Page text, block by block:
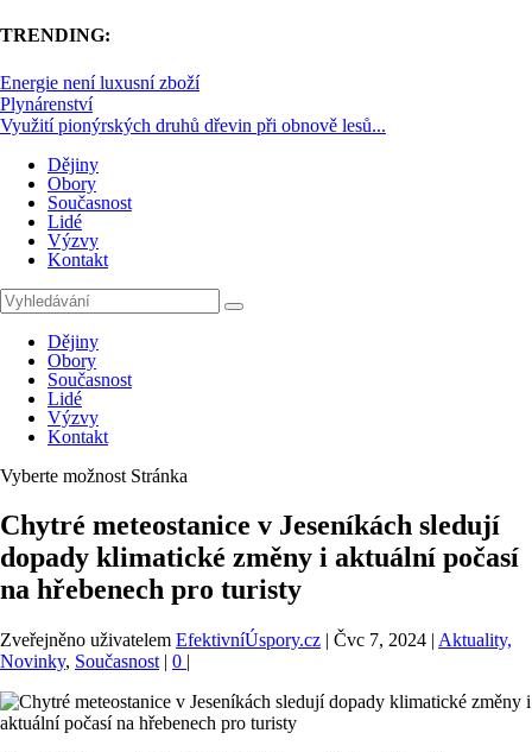
TRENDING:
Energie není luxusní zboží
Plynárenství
Využití pionýrských druhů dřevin při obnově lesů...
Dějiny
Obory
Současnost
Lidé
Výzvy
Kontakt
Dějiny
Obory
Současnost
Lidé
Výzvy
Kontakt
Vyberte možnost Stránka
Chytré meteostanice v Jeseníkách sledují
dopady klimatické změny i aktuální počasí
na hřebenech pro turisty
Zveřejněno uživatelem EfektivníÚspory.cz | Čvc 7, 2024 | Aktuality,
Novinky, Současnost | 0 |